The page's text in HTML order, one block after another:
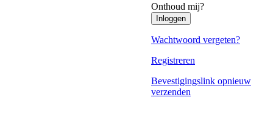
Onthoud mij?
Inloggen
Wachtwoord vergeten?
Registreren
Bevestigingslink opnieuw
verzenden